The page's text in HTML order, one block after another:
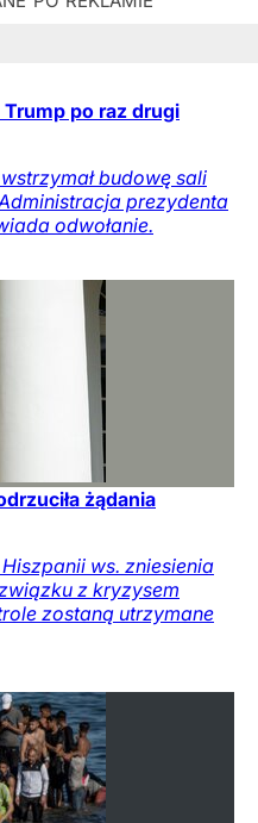
Trump po raz drugi
budowę sali
prezydenta
odwołanie.
żądania
ws. zniesienia
z kryzysem
zostaną utrzymane